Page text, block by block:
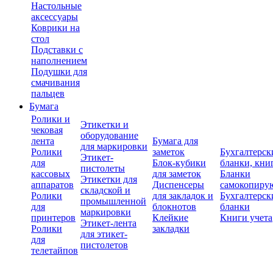
Настольные
аксессуары
Коврики на
стол
Подставки с
наполнением
Подушки для
смачивания
пальцев
Бумага
Ролики и
чековая
лента
Ролики
для
кассовых
аппаратов
Ролики
для
принтеров
Ролики
для
телетайпов
Этикетки и
оборудование
для маркировки
Этикет-
пистолеты
Этикетки для
складской и
промышленной
маркировки
Этикет-лента
для этикет-
пистолетов
Бумага для
заметок
Блок-кубики
для заметок
Диспенсеры
для закладок и
блокнотов
Клейкие
закладки
бланки,
Бланки
бланки
Книги учета